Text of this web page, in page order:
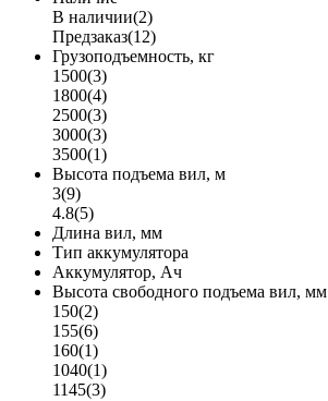
В наличии(2)
Предзаказ(12)
Грузоподъемность, кг
1500(3)
1800(4)
2500(3)
3000(3)
3500(1)
Высота подъема вил, м
3(9)
4.8(5)
Длина вил, мм
Тип аккумулятора
Аккумулятор, Ач
Высота свободного подъема вил, мм
150(2)
155(6)
160(1)
1040(1)
1145(3)